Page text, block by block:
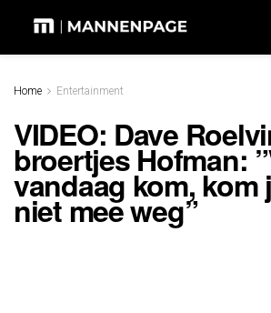
Home Entertainment
VIDEO: Dave
broertjes Hofman:
vandaag kom, kom
niet mee weg”